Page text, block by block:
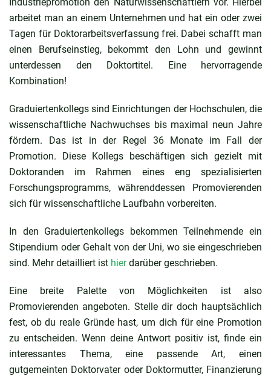
arbeitet man an einem Unternehmen und hat ein oder zwei
Tagen für Doktorarbeitsverfassung frei. Dabei schafft man
einen Berufseinstieg, bekommt den Lohn und gewinnt
unterdessen den Doktortitel. Eine hervorragende
Kombination!
Graduiertenkollegs sind Einrichtungen der Hochschulen, die
wissenschaftliche Nachwuchses bis maximal neun Jahre
fördern. Das ist in der Regel 36 Monate im Fall der
Promotion. Diese Kollegs beschäftigen sich gezielt mit
Doktoranden im Rahmen eines eng spezialisierten
Forschungsprogramms, währenddessen Promovierenden
sich für wissenschaftliche Laufbahn vorbereiten.
In den Graduiertenkollegs bekommen Teilnehmende ein
Stipendium oder Gehalt von der Uni, wo sie eingeschrieben
sind. Mehr detailliert ist hierdarüber geschrieben.
Eine breite Palette von Möglichkeiten ist also
Promovierenden angeboten. Stelle dir doch hauptsächlich
fest, ob du reale Gründe hast, um dich für eine Promotion
zu entscheiden. Wenn deine Antwort positiv ist, finde ein
interessantes Thema, eine passende Art, einen
gutgemeinten Doktorvater oder Doktormutter, Finanzierung